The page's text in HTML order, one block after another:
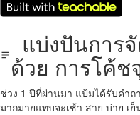
แบ่งปันการ
ด้วย การโค้ช
ช่วง 1 ปีที่ผ่านมา แป้มได้รับคำถ
มากมายแทบจะเช้า สาย บ่าย เย็